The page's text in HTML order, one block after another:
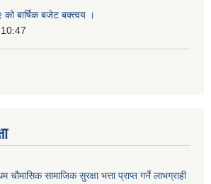
बार्षिक बजेट बक्त्वय ।
सामाजिक सुरक्षा भत्ता प्राप्त गर्ने लाभग्राही